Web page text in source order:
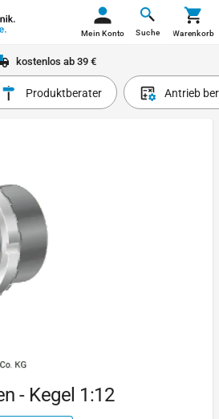
Suche
Mein Konto Warenkorb
kostenlos ab 39 €
Produktberater Antrieb
- Kegel 1:12